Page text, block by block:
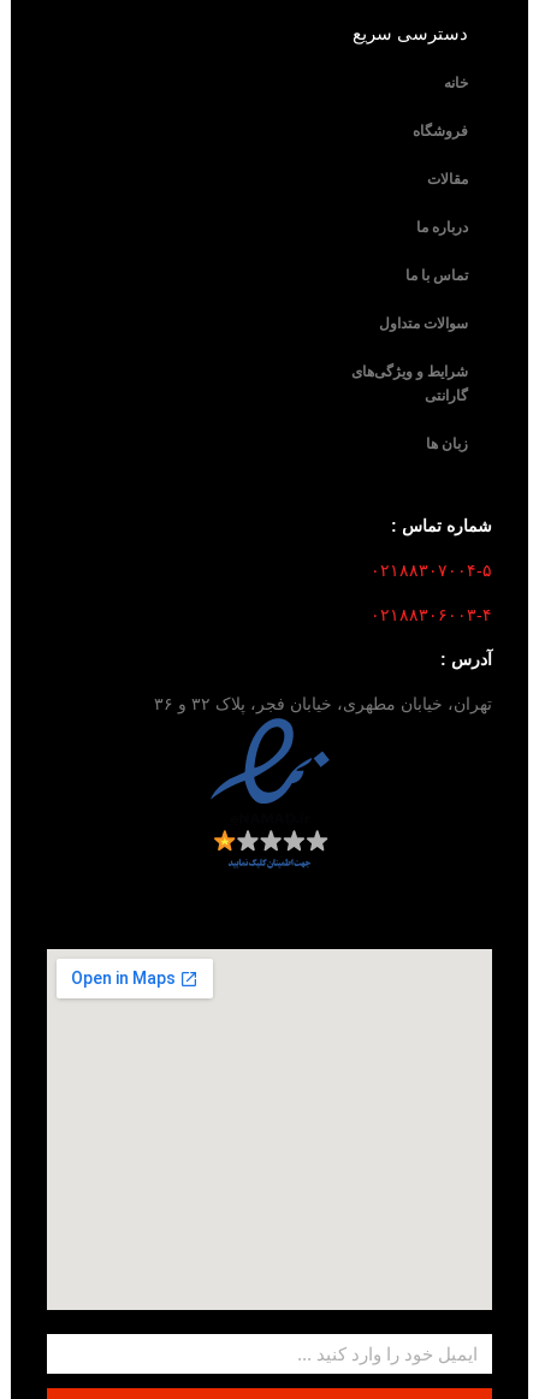
دسترسی سریع
خانه
فروشگاه
مقالات
درباره ما
تماس با ما
سوالات متداول
شرایط و ویژگی‌های
گارانتی
زبان ها
شماره تماس :
۰۲۱۸۸۳۰۷۰۰۴-۵
۰۲۱۸۸۳۰۶۰۰۳-۴
آدرس :
تهران، خیابان مطهری، خیابان فجر، پلاک ۳۲ و ۳۶